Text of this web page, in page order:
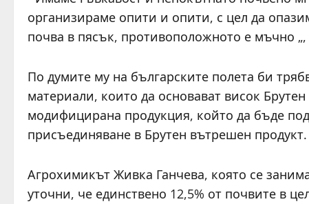
организираме опити и опити, с цел да
почва в пясък, противоположното е мъчно
По думите му на българските полета би
материали, които да основават висок
модифицирана продукция, който да бъде
присъединяване в Брутен вътрешен продукт.
Агрохимикът Живка Ганчева, която се
уточни, че единствено 12,5% от почвите в